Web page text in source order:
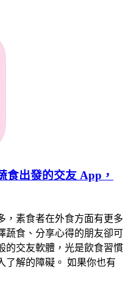
食出發的交友 App，
，素食者在外食方面有更多
蔬食、分享心得的朋友卻可
的交友軟體，光是飲食習慣
了解的障礙。 如果你也有